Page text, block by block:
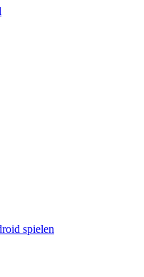
spielen